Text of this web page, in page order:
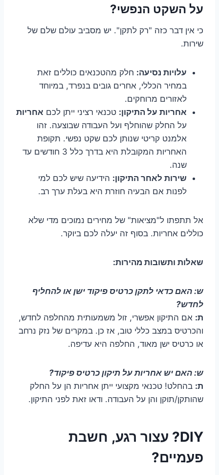
על השקט הנפשי?
כי אין דבר כזה "רק לתקן". יש מסביב עולם שלם של
שירות.
עלויות נסיעה: חלק מהטכנאים כוללים זאת
במחיר הכללי, אחרים גובים בנפרד, במיוחד
לאזורים מרוחקים.
אחריות על התיקון: טכנאי רציני ייתן לכם אחריות
על החלק שהוחלף ועל העבודה שבוצעה. זהו
אלמנט קריטי שנותן לכם שקט נפשי. תקופת
האחריות המקובלת היא בדרך כלל 3 חודשים עד
שנה.
שירות לאחר התיקון: הידיעה שיש לכם למי
לפנות אם הבעיה חוזרת היא בעלת ערך רב.
אל תתפתו ל"מציאות" של מחירים נמוכים מדי שלא
כוללים אחריות. בסוף זה יעלה לכם ביוקר.
שאלות ותשובות מהירות:
ש: האם כדאי לתקן כרטיס פיקוד ישן או להחליף
לחדש?
ת: אם התיקון אפשרי, זול משמעותית מהחלפה לחדש,
והכרטיס במצב כללי טוב, אז כן. במקרים של נזק נרחב
או כרטיס ישן מאוד, החלפה היא עדיפה.
ש: האם יש אחריות על תיקון כרטיס פיקוד?
ת: בהחלט! טכנאי מקצועי ייתן אחריות הן על החלק
שהותקן/תוקן והן על העבודה. ודאו זאת לפני התיקון.
DIY? עצור רגע, חשבת
פעמיים?